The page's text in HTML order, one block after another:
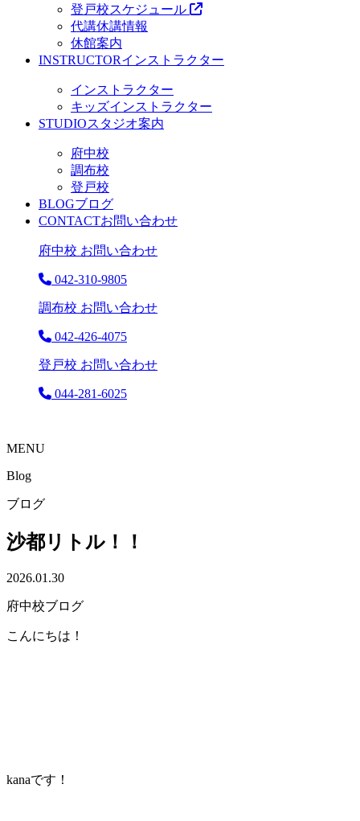
登戸校スケジュール
代講休講情報
休館案内
INSTRUCTORインストラクター
インストラクター
キッズインストラクター
STUDIOスタジオ案内
府中校
調布校
登戸校
BLOGブログ
CONTACTお問い合わせ
府中校 お問い合わせ
042-310-9805
調布校 お問い合わせ
042-426-4075
登戸校 お問い合わせ
044-281-6025
MENU
Blog
ブログ
沙都リトル！！
2026.01.30
府中校ブログ
こんにちは！
kanaです！